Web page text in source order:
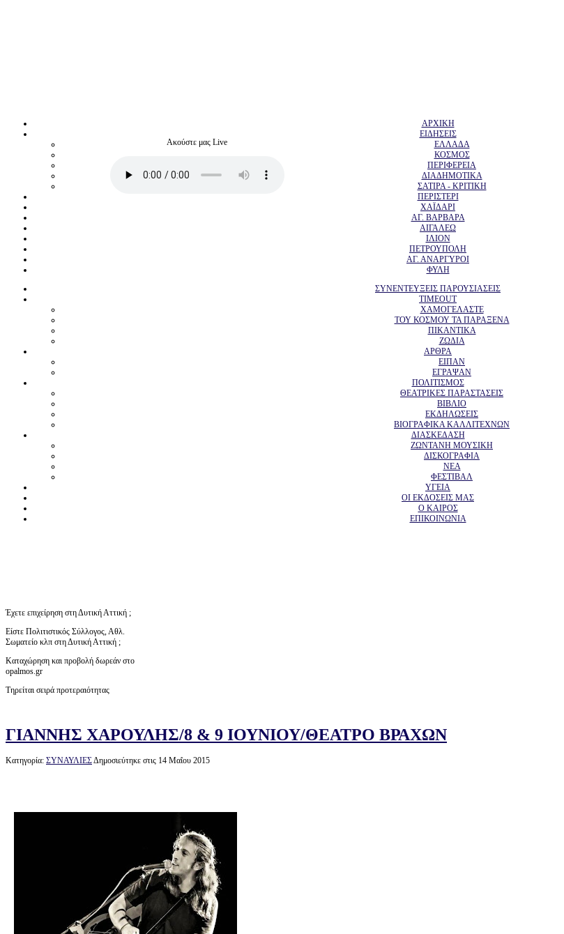
Ακούστε μας Live
ΑΡΧΙΚΗ
ΕΙΔΗΣΕΙΣ
ΕΛΛΑΔΑ
ΚΟΣΜΟΣ
ΠΕΡΙΦΕΡΕΙΑ
ΔΙΑΔΗΜΟΤΙΚΑ
ΣΑΤΙΡΑ - ΚΡΙΤΙΚΗ
ΠΕΡΙΣΤΕΡΙ
ΧΑΪΔΑΡΙ
ΑΓ. ΒΑΡΒΑΡΑ
ΑΙΓΑΛΕΩ
ΙΛΙΟΝ
ΠΕΤΡΟΥΠΟΛΗ
ΑΓ. ΑΝΑΡΓΥΡΟΙ
ΦΥΛΗ
ΣΥΝΕΝΤΕΥΞΕΙΣ ΠΑΡΟΥΣΙΑΣΕΙΣ
TIMEOUT
ΧΑΜΟΓΕΛΑΣΤΕ
ΤΟΥ ΚΟΣΜΟΥ ΤΑ ΠΑΡΑΞΕΝΑ
ΠΙΚΑΝΤΙΚΑ
ΖΩΔΙΑ
ΑΡΘΡΑ
ΕΙΠΑΝ
ΕΓΡΑΨΑΝ
ΠΟΛΙΤΙΣΜΟΣ
ΘΕΑΤΡΙΚΕΣ ΠΑΡΑΣΤΑΣΕΙΣ
ΒΙΒΛΙΟ
ΕΚΔΗΛΩΣΕΙΣ
ΒΙΟΓΡΑΦΙΚΑ ΚΑΛΛΙΤΕΧΝΩΝ
ΔΙΑΣΚΕΔΑΣΗ
ΖΩΝΤΑΝΗ ΜΟΥΣΙΚΗ
ΔΙΣΚΟΓΡΑΦΙΑ
ΝΕΑ
ΦΕΣΤΙΒΑΛ
ΥΓΕΙΑ
ΟΙ ΕΚΔΟΣΕΙΣ ΜΑΣ
Ο ΚΑΙΡΟΣ
ΕΠΙΚΟΙΝΩΝΙΑ
Έχετε επιχείρηση στη Δυτική Αττική ;
Είστε Πολιτιστικός Σύλλογος, Αθλ.
Σωματείο κλπ στη Δυτική Αττική ;
Καταχώρηση και προβολή δωρεάν στο
opalmos.gr
Τηρείται σειρά προτεραιότητας
ΓΙΑΝΝΗΣ ΧΑΡΟΥΛΗΣ/8 & 9 ΙΟΥΝΙΟΥ/ΘΕΑΤΡΟ ΒΡΑΧΩΝ
Κατηγορία: ΣΥΝΑΥΛΙΕΣΔημοσιεύτηκε στις 14 Μαΐου 2015